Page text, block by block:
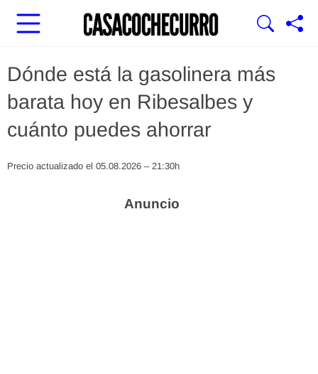
Dónde está la gasolinera más
barata hoy en Ribesalbes y
cuánto puedes ahorrar
Precio actualizado el 05.08.2026 – 21:30h